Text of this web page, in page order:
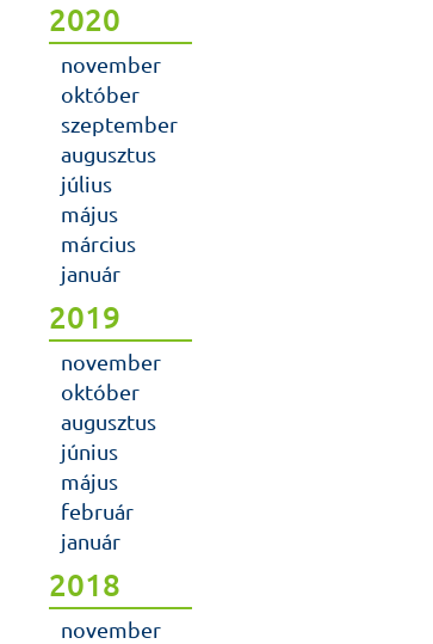
2020
november
október
szeptember
augusztus
július
május
március
január
2019
november
október
augusztus
június
május
február
január
2018
november